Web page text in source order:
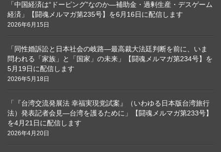
「中国経済は“ドーピング”なのか―補助金・過剰生産・デスゲーム
経済」【闘魂メルマガ第235号】を6月16日に配信します
2026年6月15日
「同性婚訴訟と日本社会の岐路―最高裁大法廷判断を前に、いま
問われる「家族」と「国家」の未来」【闘魂メルマガ第234号】を
5月19日に配信します
2026年5月18日
「『台湾交流発展法 幸福実現党試案』（いわゆる日本版台湾旅行
法）発表記者会見―台湾を護るために」【闘魂メルマガ第233号】
を4月21日に配信します
2026年4月20日